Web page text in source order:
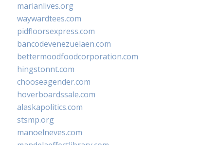
marianlives.org
waywardtees.com
pidfloorsexpress.com
bancodevenezuelaen.com
bettermoodfoodcorporation.com
hingstonnt.com
chooseagender.com
hoverboardssale.com
alaskapolitics.com
stsmp.org
manoelneves.com